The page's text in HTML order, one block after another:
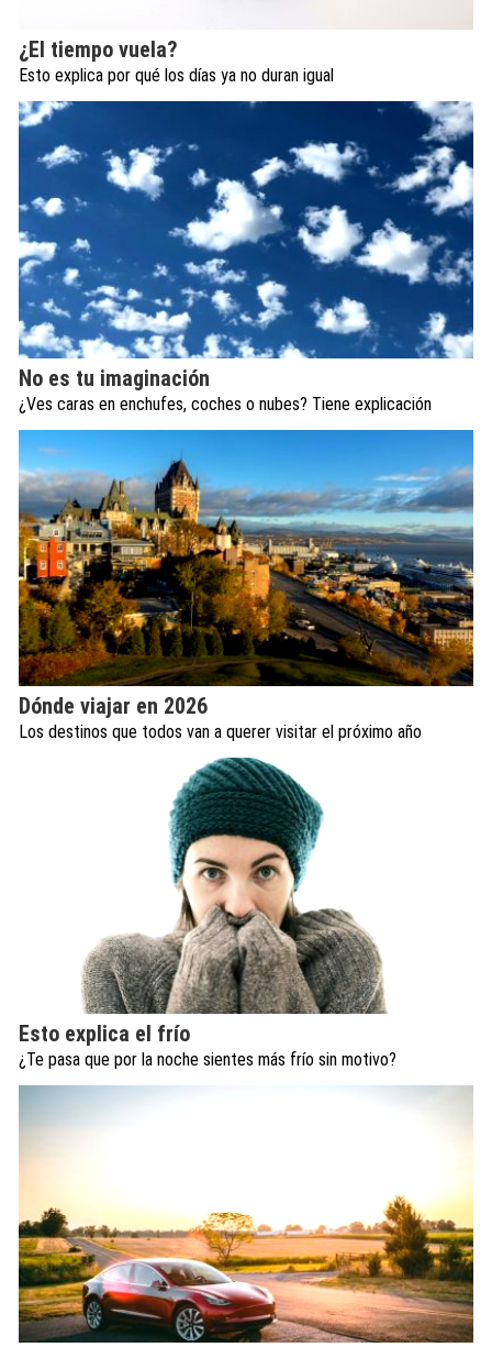
¿El tiempo vuela?
Esto explica por qué los días ya no duran igual
No es tu imaginación
¿Ves caras en enchufes, coches o nubes? Tiene explicación
Dónde viajar en 2026
Los destinos que todos van a querer visitar el próximo año
Esto explica el frío
¿Te pasa que por la noche sientes más frío sin motivo?